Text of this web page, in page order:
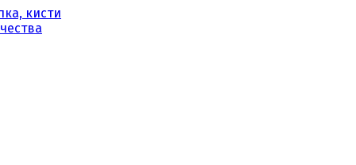
кисти